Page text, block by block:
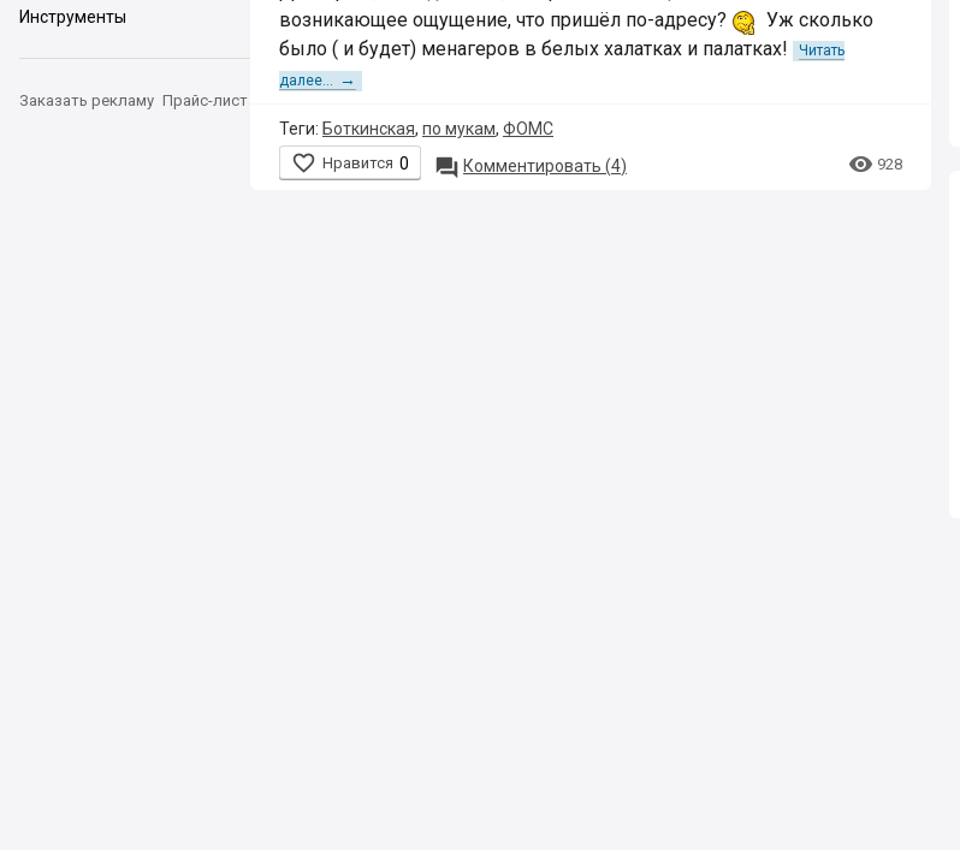
Инструменты
Заказать рекламу Прайс-лист
возникающее ощущение, что пришёл по-адресу?
Уж сколько
было ( и будет) менагеров в белых халатках и палатках!
Читать
далее... →
Теги: Боткинская, по мукам, ФОМС
 Нравится 0  Комментировать (4)  928